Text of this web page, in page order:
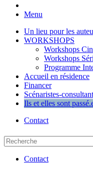
Menu
Un lieu pour les
WORKSHOPS
Workshops
Workshops
Programme
Accueil en résidence
Financer
Scénaristes-
Ils et elles sont
Contact
Contact